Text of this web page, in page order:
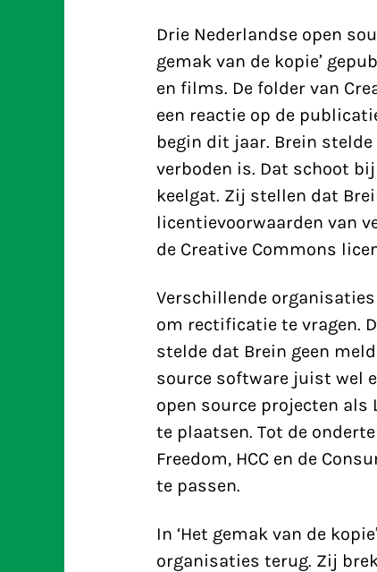
Drie Nederlandse open
gemak van de kopie’
en films. De folder van
een reactie op de
begin dit jaar. Brein
verboden is. Dat schoot
keelgat. Zij stellen dat
licentievoorwaarden van
de Creative Commons
Verschillende
om rectificatie te vragen.
stelde dat Brein geen
source software juist wel
open source projecten als
te plaatsen. Tot de
Freedom, HCC en de
te passen.
In ‘Het gemak van de
organisaties terug. Zij